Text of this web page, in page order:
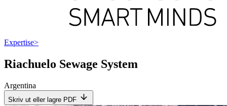
Expertise>
Riachuelo Sewage System
Argentina
Skriv ut eller lagre PDF